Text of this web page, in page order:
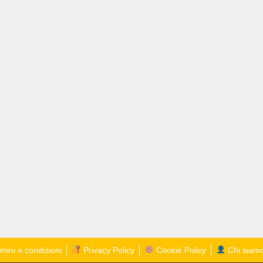
e condizioni Privacy Policy Cookie Policy Chi